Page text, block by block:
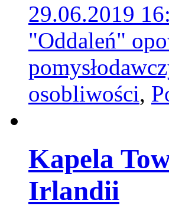
29.06.2019
"Oddaleń"
osobliwości,
Kapela
Irlandii